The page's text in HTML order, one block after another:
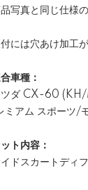
写真と同じ仕様
には穴あけ加工
車種：
ツダ CX-60 (KH/
ミアム スポーツ/
ト内容：
ドスカートディ